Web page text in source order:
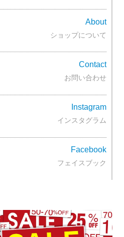
About
ショップについて
Contact
お問い合わせ
Instagram
インスタグラム
Facebook
フェイスブック